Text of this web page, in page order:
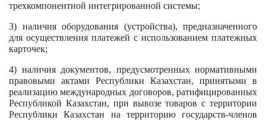
трехкомпонентной интегрированной системы;
3) наличия оборудования (устройства), предназначенного
для осуществления платежей с использованием платежных
карточек;
4) наличия документов, предусмотренных нормативными
правовыми актами Республики Казахстан, принятыми в
реализацию международных договоров, ратифицированных
Республикой Казахстан, при вывозе товаров с территории
Республики Казахстан на территорию государств-членов